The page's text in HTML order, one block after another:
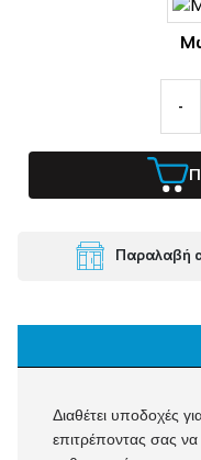
-
Παραλαβή
Διαθέτει υποδοχές
επιτρέποντας σας να